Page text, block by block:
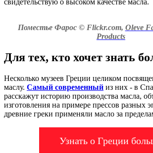
свидетельствую о высоком качестве масла.
Поместье Фарос © Flickr.com, Oleve
Products
Для тех, кто хочет знать
Несколько музеев Греции целиком
маслу. Самый современный из них - в
расскажут историю производства масла,
изготовления на примере прессов разных
древние греки применяли масло за
Узнать о Греции